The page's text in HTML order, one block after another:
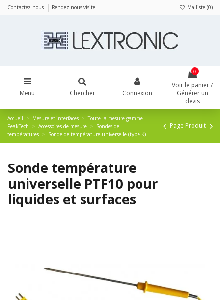
Contactez-nous Rendez-nous visite Ma liste (0)
Menu Chercher Connexion
0
Voir le panier /
Générer un
devis
Accueil Mesure et interfaces
Toute la mesure gamme
PeakTech
Accessoires de mesure
Sondes de
températures
Sonde de température universelle (type K)
Page Produit
Sonde température
universelle PTF10 pour
liquides et surfaces
Panneau de gestion des cookies